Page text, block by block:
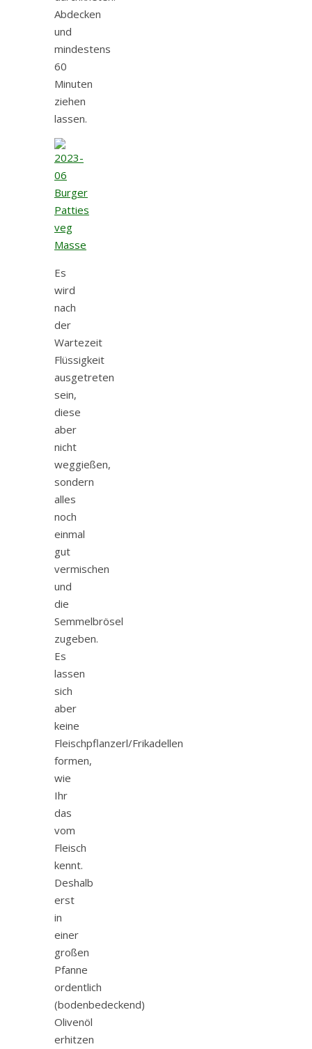
Abdecken
und
mindestens
60
Minuten
ziehen
lassen.
Es
wird
nach
der
Wartezeit
Flüssigkeit
ausgetreten
sein,
diese
aber
nicht
weggießen,
sondern
alles
noch
einmal
gut
vermischen
und
die
Semmelbrösel
zugeben.
Es
lassen
sich
aber
keine
Fleischpflanzerl/Frikadellen
formen,
wie
Ihr
das
vom
Fleisch
kennt.
Deshalb
erst
in
einer
großen
Pfanne
ordentlich
(bodenbedeckend)
Olivenöl
erhitzen